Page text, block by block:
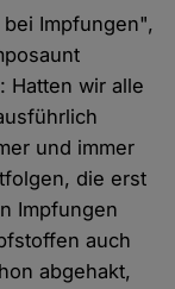
Impfungen",
Hatten wir alle
und immer
die erst
Impfungen
auch
abgehakt,